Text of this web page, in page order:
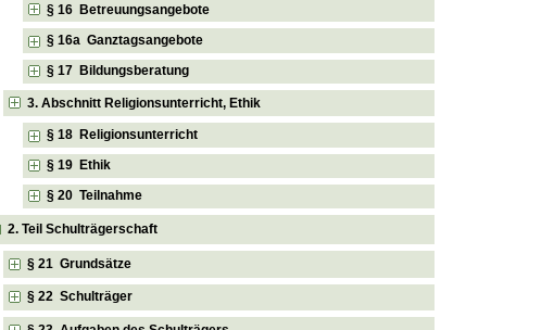
§ 16 Betreuungsangebote
§ 16a Ganztagsangebote
§ 17 Bildungsberatung
3. Abschnitt Religionsunterricht, Ethik
§ 18 Religionsunterricht
§ 19 Ethik
§ 20 Teilnahme
2. Teil Schulträgerschaft
§ 21 Grundsätze
§ 22 Schulträger